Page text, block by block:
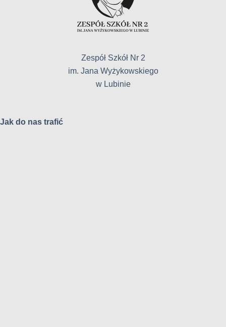
Zespół Szkół Nr 2
im. Jana Wyżykowskiego
w Lubinie
Jak do nas trafić